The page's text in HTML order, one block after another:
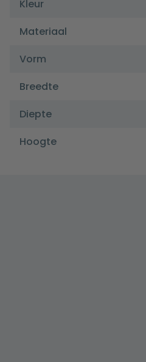
Kleur
Materiaal
Vorm
Breedte
Diepte
Hoogte